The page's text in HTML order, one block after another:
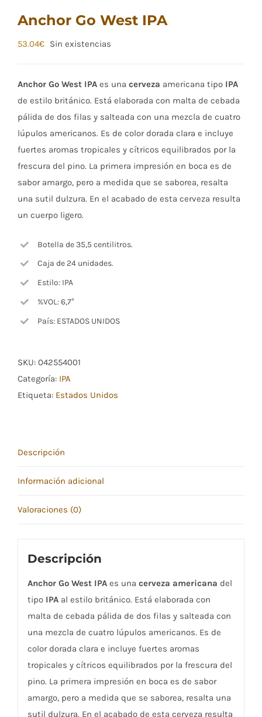
Anchor Go West IPA
53.04€ Sin existencias
Anchor Go West IPA es una cerveza americana tipo IPA
de estilo británico. Está elaborada con malta de cebada
pálida de dos filas y salteada con una mezcla de cuatro
lúpulos americanos. Es de color dorada clara e incluye
fuertes aromas tropicales y cítricos equilibrados por la
frescura del pino. La primera impresión en boca es de
sabor amargo, pero a medida que se saborea, resalta
una sutil dulzura. En el acabado de esta cerveza resulta
un cuerpo ligero.
Botella de 35,5 centilitros.
Caja de 24 unidades.
Estilo: IPA
%VOL: 6,7°
País: ESTADOS UNIDOS
SKU: 042554001
Categoría: IPA
Etiqueta: Estados Unidos
Descripción
Información adicional
Valoraciones (0)
Descripción
Anchor Go West IPAes una cerveza americana del
tipo IPAal estilo británico. Está elaborada con
malta de cebada pálida de dos filas y salteada con
una mezcla de cuatro lúpulos americanos. Es de
color dorada clara e incluye fuertes aromas
tropicales y cítricos equilibrados por la frescura del
pino. La primera impresión en boca es de sabor
amargo, pero a medida que se saborea, resalta una
sutil dulzura. En el acabado de esta cerveza resulta